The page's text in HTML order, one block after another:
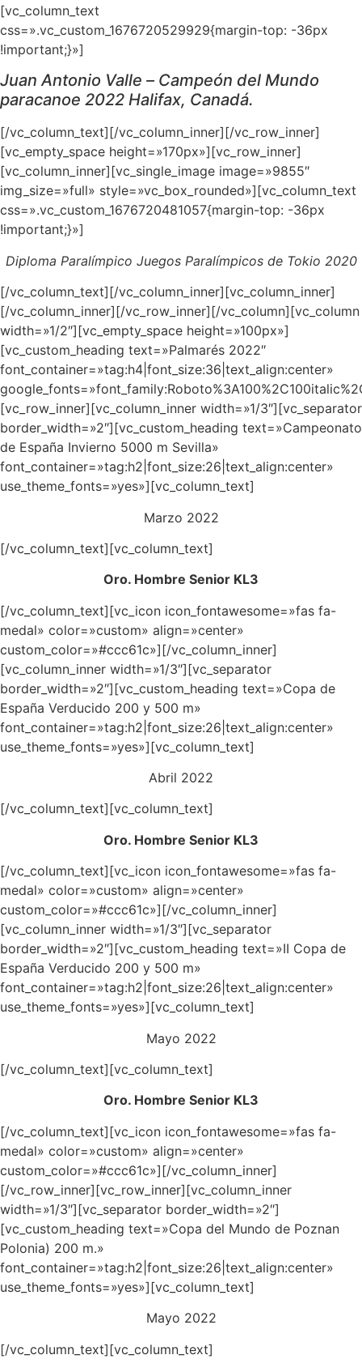
[vc_column_text
css=».vc_custom_1676720529929{margin-top: -36px
!important;}»]
Juan Antonio Valle – Campeón del Mundo
paracanoe 2022 Halifax, Canadá.
[/vc_column_text][/vc_column_inner][/vc_row_inner]
[vc_empty_space height=»170px»][vc_row_inner]
[vc_column_inner][vc_single_image image=»9855″
img_size=»full» style=»vc_box_rounded»][vc_column_text
css=».vc_custom_1676720481057{margin-top: -36px
!important;}»]
Diploma Paralímpico Juegos Paralímpicos de Tokio 2020
[/vc_column_text][/vc_column_inner][vc_column_inner]
[/vc_column_inner][/vc_row_inner][/vc_column][vc_column
width=»1/2″][vc_empty_space height=»100px»]
[vc_custom_heading text=»Palmarés 2022″
font_container=»tag:h4|font_size:36|text_align:center»
[vc_row_inner][vc_column_inner width=»1/3″][vc_separator
border_width=»2″][vc_custom_heading text=»Campeonato
de España Invierno 5000 m Sevilla»
font_container=»tag:h2|font_size:26|text_align:center»
use_theme_fonts=»yes»][vc_column_text]
Marzo 2022
[/vc_column_text][vc_column_text]
Oro. Hombre Senior KL3
[/vc_column_text][vc_icon icon_fontawesome=»fas fa-
medal» color=»custom» align=»center»
custom_color=»#ccc61c»][/vc_column_inner]
[vc_column_inner width=»1/3″][vc_separator
border_width=»2″][vc_custom_heading text=»Copa de
España Verducido 200 y 500 m»
font_container=»tag:h2|font_size:26|text_align:center»
use_theme_fonts=»yes»][vc_column_text]
Abril 2022
[/vc_column_text][vc_column_text]
Oro. Hombre Senior KL3
[/vc_column_text][vc_icon icon_fontawesome=»fas fa-
medal» color=»custom» align=»center»
custom_color=»#ccc61c»][/vc_column_inner]
[vc_column_inner width=»1/3″][vc_separator
border_width=»2″][vc_custom_heading text=»II Copa de
España Verducido 200 y 500 m»
font_container=»tag:h2|font_size:26|text_align:center»
use_theme_fonts=»yes»][vc_column_text]
Mayo 2022
[/vc_column_text][vc_column_text]
Oro. Hombre Senior KL3
[/vc_column_text][vc_icon icon_fontawesome=»fas fa-
medal» color=»custom» align=»center»
custom_color=»#ccc61c»][/vc_column_inner]
[/vc_row_inner][vc_row_inner][vc_column_inner
width=»1/3″][vc_separator border_width=»2″]
[vc_custom_heading text=»Copa del Mundo de Poznan
Polonia) 200 m.»
font_container=»tag:h2|font_size:26|text_align:center»
use_theme_fonts=»yes»][vc_column_text]
Mayo 2022
[/vc_column_text][vc_column_text]